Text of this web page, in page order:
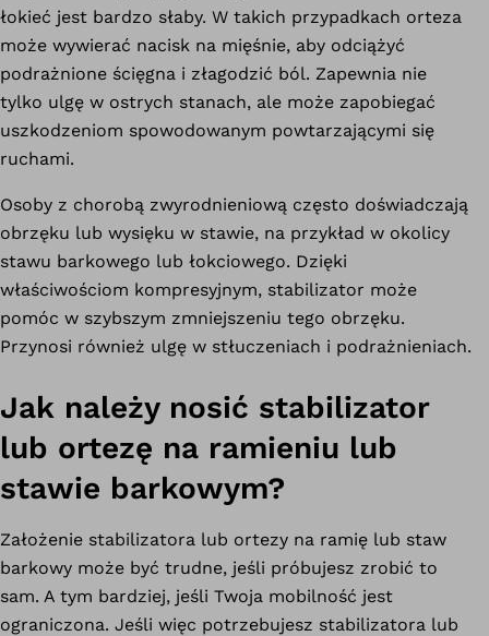
łokieć jest bardzo słaby. W takich przypadkach orteza
może wywierać nacisk na mięśnie, aby odciążyć
podrażnione ścięgna i złagodzić ból. Zapewnia nie
tylko ulgę w ostrych stanach, ale może zapobiegać
uszkodzeniom spowodowanym powtarzającymi się
ruchami.
Osoby z chorobą zwyrodnieniową często doświadczają
obrzęku lub wysięku w stawie, na przykład w okolicy
stawu barkowego lub łokciowego. Dzięki
właściwościom kompresyjnym, stabilizator może
pomóc w szybszym zmniejszeniu tego obrzęku.
Przynosi również ulgę w stłuczeniach i podrażnieniach.
Jak należy nosić stabilizator
lub ortezę na ramieniu lub
stawie barkowym?
Założenie stabilizatora lub ortezy na ramię lub staw
barkowy może być trudne, jeśli próbujesz zrobić to
sam. A tym bardziej, jeśli Twoja mobilność jest
ograniczona. Jeśli więc potrzebujesz stabilizatora lub